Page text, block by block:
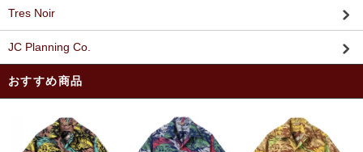
Tres Noir
JC Planning Co.
おすすめ商品